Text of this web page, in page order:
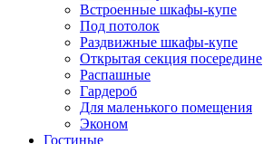
Встроенные шкафы-купе
Под потолок
Раздвижные шкафы-купе
Открытая секция посередине
Распашные
Гардероб
Для маленького помещения
Эконом
Гостиные